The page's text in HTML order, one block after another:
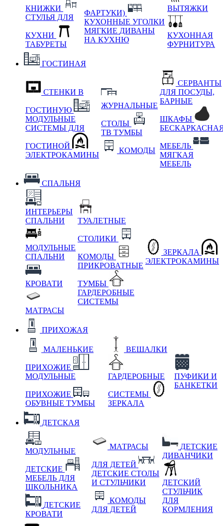
КНИЖКИ
СТУЛЬЯ ДЛЯ
КУХНИ
ТАБУРЕТЫ
ФАРТУКИ)
КУХОННЫЕ УГОЛКИ
МЯГКИЕ ДИВАНЫ
НА КУХНЮ
ВЫТЯЖКИ
КУХОННАЯ
ФУРНИТУРА
ГОСТИНАЯ
СТЕНКИ В
ГОСТИНУЮ
МОДУЛЬНЫЕ
СИСТЕМЫ ДЛЯ
ГОСТИНОЙ
ЭЛЕКТРОКАМИНЫ
ЖУРНАЛЬНЫЕ
СТОЛЫ
ТВ ТУМБЫ
КОМОДЫ
СЕРВАНТЫ
ДЛЯ ПОСУДЫ,
БАРНЫЕ
ШКАФЫ
МЕБЕЛЬ
МЯГКАЯ
МЕБЕЛЬ
СПАЛЬНЯ
ИНТЕРЬЕРЫ
СПАЛЬНИ
МОДУЛЬНЫЕ
СПАЛЬНИ
КРОВАТИ
МАТРАСЫ
ТУАЛЕТНЫЕ
СТОЛИКИ
КОМОДЫ
ПРИКРОВАТНЫЕ
ТУМБЫ
ГАРДЕРОБНЫЕ
СИСТЕМЫ
ЗЕРКАЛА
ЭЛЕКТРОКАМИНЫ
ПРИХОЖАЯ
МАЛЕНЬКИЕ
ПРИХОЖИЕ
МОДУЛЬНЫЕ
ПРИХОЖИЕ
ОБУВНЫЕ ТУМБЫ
ВЕШАЛКИ
ГАРДЕРОБНЫЕ
СИСТЕМЫ
ЗЕРКАЛА
ПУФИКИ И
БАНКЕТКИ
ДЕТСКАЯ
МОДУЛЬНЫЕ
ДЕТСКИЕ
МЕБЕЛЬ ДЛЯ
ШКОЛЬНИКА
ДЕТСКИЕ
КРОВАТИ
МАТРАСЫ
ДЛЯ ДЕТЕЙ
ДЕТСКИЕ СТОЛЫ
И СТУЛЬЧИКИ
КОМОДЫ
ДЛЯ ДЕТЕЙ
ДЕТСКИЕ
ДИВАНЧИКИ
ДЕТСКИЙ
СТУЛЬЧИК
ДЛЯ
КОРМЛЕНИЯ